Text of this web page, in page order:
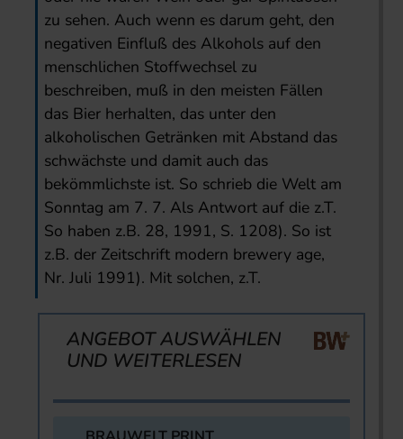
zu sehen. Auch wenn es darum geht, den
negativen Einfluß des Alkohols auf den
menschlichen Stoffwechsel zu
beschreiben, muß in den meisten Fällen
das Bier herhalten, das unter den
alkoholischen Getränken mit Abstand das
schwächste und damit auch das
bekömmlichste ist. So schrieb die Welt am
Sonntag am 7. 7. Als Antwort auf die z.T.
So haben z.B. 28, 1991, S. 1208). So ist
z.B. der Zeitschrift modern brewery age,
Nr. Juli 1991). Mit solchen, z.T.
ANGEBOT AUSWÄHLEN
UND WEITERLESEN